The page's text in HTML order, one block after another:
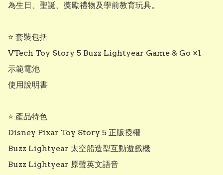
為生日、聖誕、獎勵禮物及學前教育玩具。
⭐ 套裝包括
VTech Toy Story 5 Buzz Lightyear Game & Go ×1
示範電池
使用說明書
⭐ 產品特色
Disney Pixar Toy Story 5 正版授權
Buzz Lightyear 太空船造型互動遊戲機
Buzz Lightyear 原聲英文語音